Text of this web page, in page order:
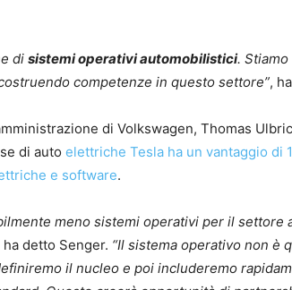
di sistemi operativi automobilistici.
competenze in questo settore”,
di Volkswagen, Thomas
di auto elettriche Tesla ha un vantaggio di
e software.
meno sistemi operativi per il
ha detto Senger. “Il sistema operativo non è
il nucleo e poi includeremo